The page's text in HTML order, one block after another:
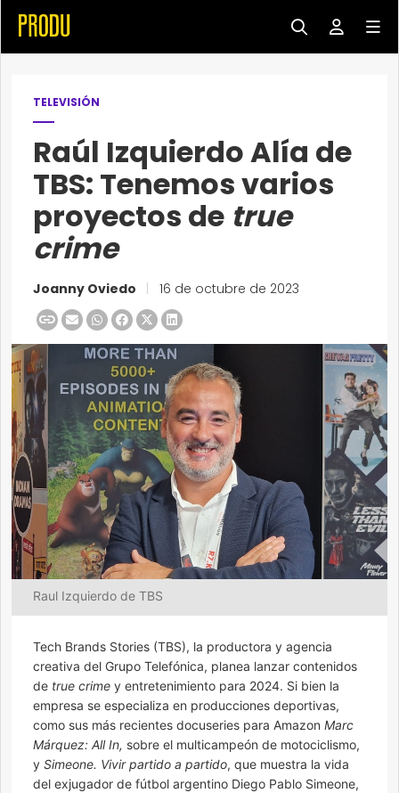
TELEVISIÓN
Raúl Izquierdo Alía de
TBS: Tenemos varios
proyectos de true
crime
Joanny Oviedo 16 de octubre de 2023
Raul Izquierdo de TBS
Tech Brands Stories (TBS), la productora y agencia
creativa del Grupo Telefónica, planea lanzar contenidos
de true crime y entretenimiento para 2024. Si bien la
empresa se especializa en producciones deportivas,
como sus más recientes docuseries para Amazon Marc
Márquez: All In, sobre el multicampeón de motociclismo,
y Simeone. Vivir partido a partido, que muestra la vida
del exjugador de fútbol argentino Diego Pablo Simeone,